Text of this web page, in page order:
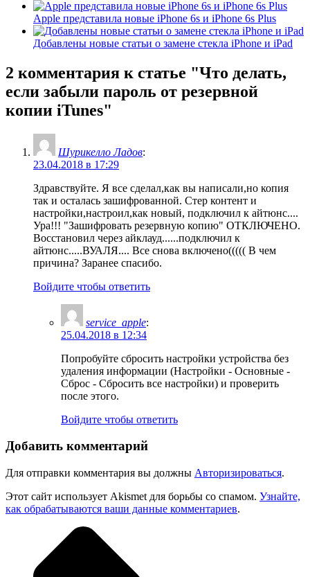
Apple представила новые iPhone 6s и iPhone 6s Plus
Добавлены новые статьи о замене стекла iPhone и iPad
2 комментария к статье "Что делать,
если забыли пароль от резервной
копии iTunes"
Шурикелло Ладов:
23.04.2018 в 17:29
Здравствуйте. Я все сделал,как вы написали,но копия
так и осталась зашифрованной. Стер контент и
настройки,настроил,как новый, подключил к айтюнс....
Ура!!! "Зашифровать резервную копию" ОТКЛЮЧЕНО.
Восстановил через айклауд......подключил к
айтюнс.....ВУАЛЯ.... Все снова включено((((( В чем
причина? Заранее спасибо.
Войдите чтобы ответить
service_apple:
25.04.2018 в 12:34
Попробуйте сбросить настройки устройства без
удаления информации (Настройки - Основные -
Сброс - Сбросить все настройки) и проверить
после этого.
Войдите чтобы ответить
Добавить комментарий
Для отправки комментария вы должны Авторизироваться.
Этот сайт использует Akismet для борьбы со спамом. Узнайте,
как обрабатываются ваши данные комментариев.